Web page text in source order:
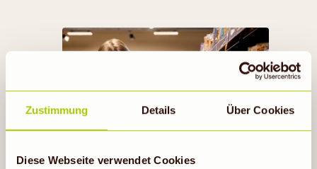
Zustimmung Details Über Cookies
Diese Webseite verwendet Cookies
ALLES RUND UM DIE DENNS
BIO APP